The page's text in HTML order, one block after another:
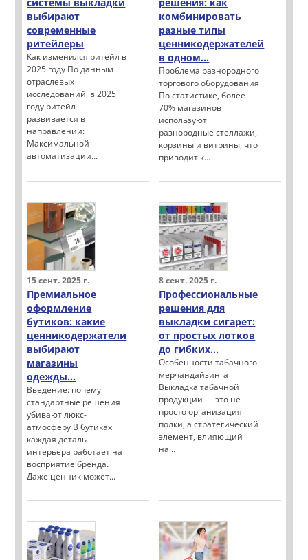
выбирают
современные
ритейлеры
Как изменился ритейл в
2025 году По данным
отраслевых
исследований, в 2025
году ритейл
развивается в
направлении:
Максимальной
автоматизации...
комбинировать
разные типы
ценникодержателей
в одном...
Проблема разнородного
торгового оборудования
По статистике, более
70% магазинов
используют
разнородные стеллажи,
корзины и витрины, что
приводит к...
15 сент. 2025 г.
Премиальное
оформление
бутиков: какие
ценникодержатели
выбирают
магазины
одежды...
Введение: почему
стандартные решения
убивают люкс-
атмосферу В бутиках
каждая деталь
интерьера работает на
восприятие бренда.
Даже ценник может...
8 сент. 2025 г.
Профессиональные
решения для
выкладки сигарет:
от простых лотков
до гибких...
Особенности табачного
мерчандайзинга
Выкладка табачной
продукции — это не
просто организация
полки, а стратегический
элемент, влияющий
на...